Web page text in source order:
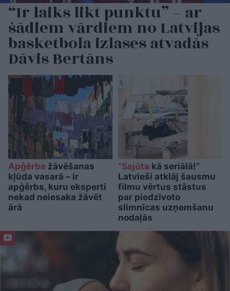
“Ir laiks likt punktu” – ar
šādiem vārdiem no Latvijas
basketbola izlases atvadās
Dāvis Bertāns
Apģērba žāvēšanas
kļūda vasarā – ir
apģērbs, kuru eksperti
nekad neiesaka žāvēt
ārā
“Sajūta kā seriālā!”
Latvieši atklāj šausmu
filmu vērtus stāstus
par piedzīvoto
slimnīcas uzņemšanu
nodaļās